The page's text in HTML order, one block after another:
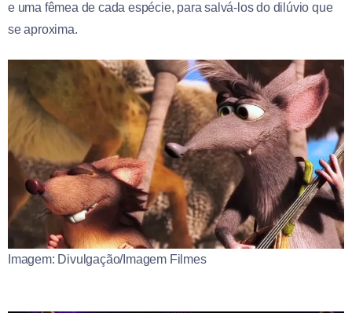
e uma fêmea de cada espécie, para salvá-los do dilúvio que
se aproxima.
Imagem: Divulgação/Imagem Filmes